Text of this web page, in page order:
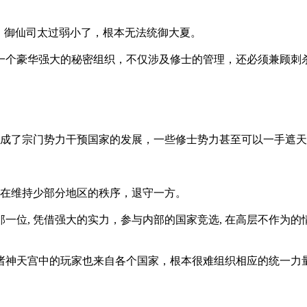
仙司太过弱小了，根本无法统御大夏。
豪华强大的秘密组织，不仅涉及修士的管理，还必须兼顾刺
宗门势力干预国家的发展，一些修士势力甚至可以一手遮
持少部分地区的秩序，退守一方。
位, 凭借强大的实力，参与内部的国家竞选, 在高层不作为
天宫中的玩家也来自各个国家，根本很难组织相应的统一力